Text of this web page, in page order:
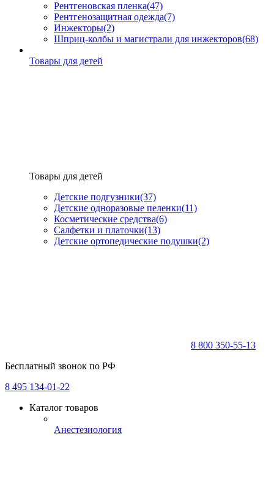
Рентгеновская пленка(47)
Рентгенозащитная одежда(7)
Инжекторы(2)
Шприц-колбы и магистрали для инжекторов(68)
Товары для детей
Товары для детей
Детские подгузники(37)
Детские одноразовые пеленки(11)
Косметические средства(6)
Салфетки и платочки(13)
Детские ортопедические подушки(2)
8 800 350-55-13
Бесплатный звонок по РФ
8 495 134-01-22
Каталог товаров
Анестезиология